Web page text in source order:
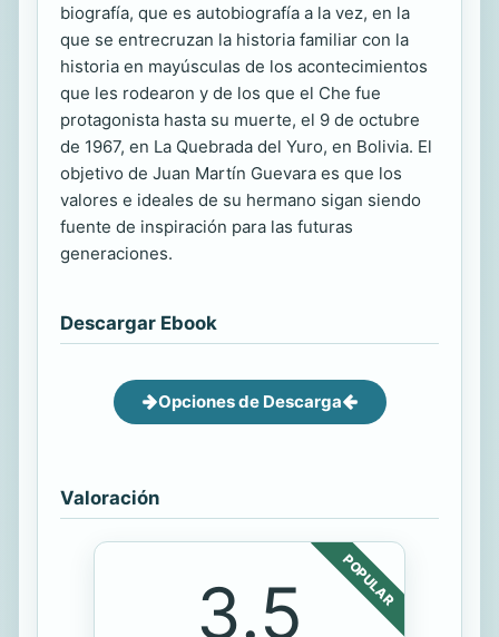
biografía, que es autobiografía a la vez, en la
que se entrecruzan la historia familiar con la
historia en mayúsculas de los acontecimientos
que les rodearon y de los que el Che fue
protagonista hasta su muerte, el 9 de octubre
de 1967, en La Quebrada del Yuro, en Bolivia. El
objetivo de Juan Martín Guevara es que los
valores e ideales de su hermano sigan siendo
fuente de inspiración para las futuras
generaciones.
Descargar Ebook
Opciones de Descarga
Valoración
POPULAR
3.5